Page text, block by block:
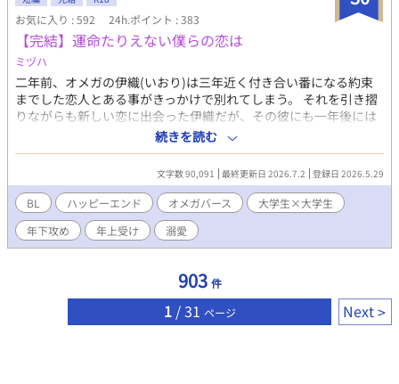
冷静に見えて天然。 ☆岬陽介 【身長】170cm 【体重】
63kg 【誕生日】8月31日（おとめ座） 【血液型】Ｏ型 【部活】
水泳部 【容姿】明るめの茶髪（ほぼ金髪）。 野性的な顔
立ちのイケメン。 褐色肌。水泳部の１年生では一番筋肉
質 【性格】典型的陽キャ。お調子者だがすぐテンパる。
裏表のない性格で、バカ正直。優しい。 割と脊髄反射で
生きてる 恋愛にだけはむちゃくちゃビビり。
〜〜〜〜〜〜〜 ※特殊設定（ふんどし、全裸生活、神事など）を
含みますのでご注意ください！ ～～～～～～～ すでに完結まで執
オメガに怒りと失望を覚えた拓真は、二度とオメガと関わらない
と心に決めて帰国したものの、そこには訳ありオメガの青年がい
て･･･。 「toma」 学生時代から付き合っていた恋人、真琴と晴れ
て結婚することが決まった当麻はある日突然、真琴から別れを切
り出される。その理由は『運命の番』と出会ってしまったから。
一方的に別れを告げられ、それでもまだ真琴を愛している当麻は
真琴の元へ行くも、既に真琴は運命の番と駆け落ちしていた。
「others」 教師になって5年目の春。その子は突然僕の前に現れ
た。その子は元気いっぱいのオメガの子で、アルファの僕は担任
はおろか教科担当にもならないはずなのに、その子は飽きもせず
毎日僕に挨拶をしに来てくれる。そんなその子のことが、いつし
か気になり始めて･･･。
お気に入り : 592 24h.ポイント : 383
【完結】運命たりえない僕らの恋は
ミヅハ
二年前、オメガの伊織(いおり)は三年近く付き合い番になる約束
までした恋人とある事がきっかけで別れてしまう。 それを引き摺
りながらも新しい恋に出会った伊織だが、その彼にも一年後には
振られ、以降付き合う人すべてと同じ理由で別れる事に。 何度も
続いて傷付いた伊織は、これなら誰も好きにならない方がマシだ
と諦め自分の〝ジンクス〟を頼ってくる相手に応えていた。 そん
なある日、酔っ払った伊織が一人道端で座り込んでいると、心配
してくれたらしい一人のイケメンアルファに声をかけられる。 穏
やかで優しいイケメンに、危ないからうちにおいでと誘われて悩
んだ末に頷いた伊織だが、その翌日、恋人になって欲しいと請わ
れ溜め息をついた。 所詮コイツも他の奴と同じかと。 半ばヤケク
甘やかし、本当の恋人のように扱ってきて――。 包容力抜群のイ
ケメン年下アルファ‪‪✕‬恋愛を諦めている年上オメガ ※印は性的描
続きを読む
文字数 90,091 最終更新日 2026.7.2 登録日 2026.5.29
BL ハッピーエンド オメガバース
大学生×大学生
年下攻め
年上受け 溺愛
903 件
1/ 31 ページ Next